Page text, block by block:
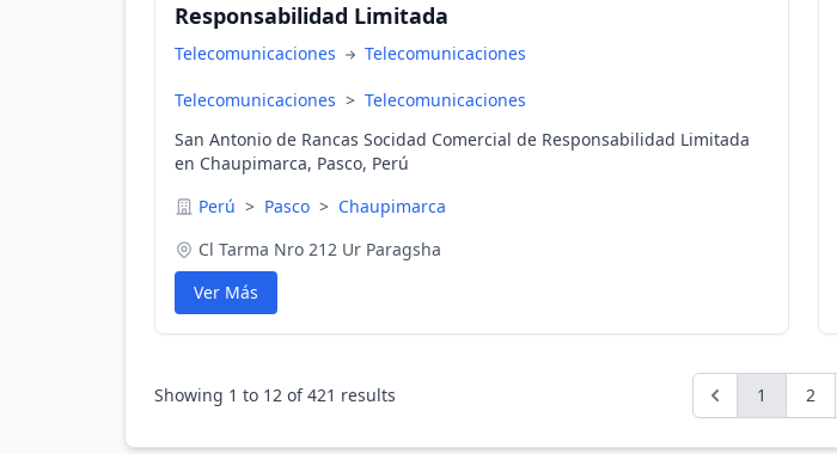
Responsabilidad Limitada
Telecomunicaciones Telecomunicaciones
Telecomunicaciones > Telecomunicaciones
San Antonio de Rancas Socidad Comercial de Responsabilidad Limitada
en Chaupimarca, Pasco, Perú
Perú > Pasco > Chaupimarca
Cl Tarma Nro 212 Ur Paragsha
Ver Más
Showing 1 to 12 of421 results 1 2